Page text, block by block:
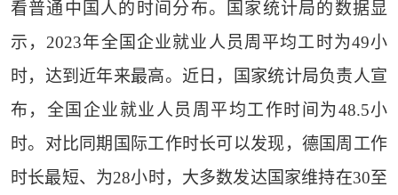
看普通中国人的时间分布。国家统计局的数据显
示，2023年全国企业就业人员周平均工时为49小
时，达到近年来最高。近日，国家统计局负责人宣
布，全国企业就业人员周平均工作时间为48.5小
时。对比同期国际工作时长可以发现，德国周工作
时长最短、为28小时，大多数发达国家维持在30至